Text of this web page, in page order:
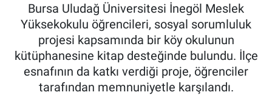
Bursa Uludağ Üniversitesi İnegöl Meslek
Yüksekokulu öğrencileri, sosyal sorumluluk
projesi kapsamında bir köy okulunun
kütüphanesine kitap desteğinde bulundu. İlçe
esnafının da katkı verdiği proje, öğrenciler
tarafından memnuniyetle karşılandı.
İnanç
Kadın & Aile
Kültür & Sanat